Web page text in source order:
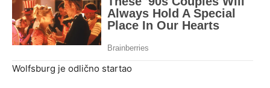
Wolfsburg je odlično startao